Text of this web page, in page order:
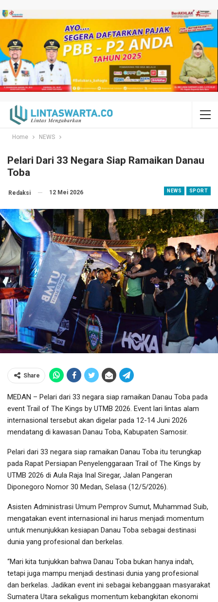
Home NEWS
Pelari Dari 33 Negara Siap Ramaikan Danau
Toba
NEWS SPORT
Redaksi 12 Mei 2026
Share
MEDAN – Pelari dari 33 negara siap ramaikan Danau Toba pada
event Trail of The Kings by UTMB 2026. Event lari lintas alam
internasional tersebut akan digelar pada 12-14 Juni 2026
mendatang di kawasan Danau Toba, Kabupaten Samosir.
Pelari dari 33 negara siap ramaikan Danau Toba itu terungkap
pada Rapat Persiapan Penyelenggaraan Trail of The Kings by
UTMB 2026 di Aula Raja Inal Siregar, Jalan Pangeran
Diponegoro Nomor 30 Medan, Selasa (12/5/2026).
Asisten Administrasi Umum Pemprov Sumut, Muhammad Suib,
mengatakan event internasional ini harus menjadi momentum
untuk menunjukkan kesiapan Danau Toba sebagai destinasi
dunia yang profesional dan berkelas.
“Mari kita tunjukkan bahwa Danau Toba bukan hanya indah,
tetapi juga mampu menjadi destinasi dunia yang profesional
dan berkelas. Jadikan event ini sebagai kebanggaan masyarakat
Sumatera Utara sekaligus momentum kebangkitan ekonomi